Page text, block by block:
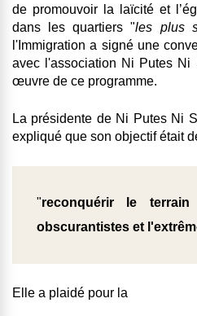
de promouvoir la laïcité et
dans les quartiers "les plus
l'Immigration a signé une
avec l'association Ni Putes Ni
œuvre de ce programme.
La présidente de Ni Putes Ni
expliqué que son objectif était
"reconquérir le
obscurantistes et
Elle a plaidé pour la